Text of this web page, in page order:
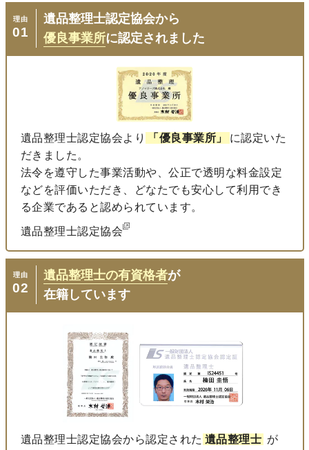
理由
01
遺品整理士認定協会から
優良事業所に認定されました
遺品整理士認定協会より 「優良事業所」
に認定いた
だきました。
法令を遵守した事業活動や、公正で透明な料金設定
などを評価いただき、どなたでも安心して利用でき
る企業であると認められています。
遺品整理士認定協会
理由
02
遺品整理士の有資格者が
在籍しています
遺品整理士認定協会から認定された 遺品整理士 が